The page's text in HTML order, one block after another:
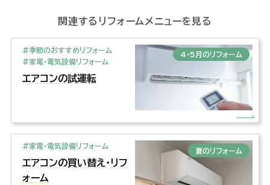
関連するリフォームメニューを見る
4・5月のリフォーム
#季節のおすすめリフォーム
#家電・電気設備リフォーム
エアコンの試運転
夏のリフォーム
#家電・電気設備リフォーム
エアコンの買い替え・リフ
ォーム